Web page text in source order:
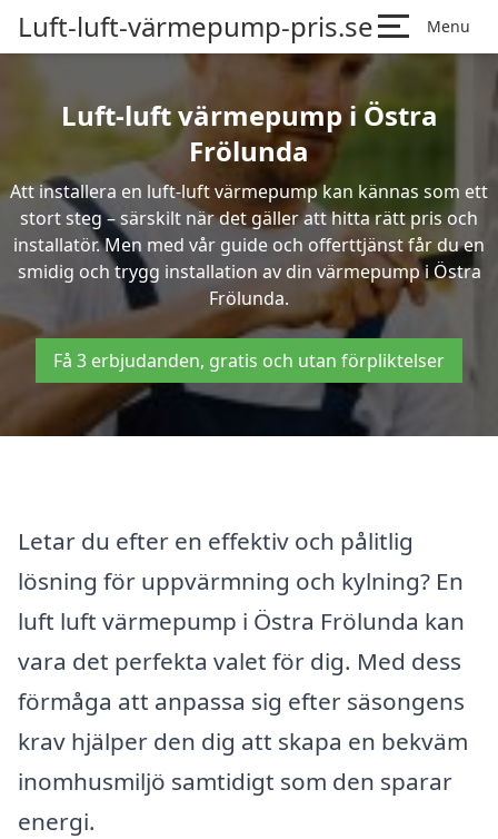
Luft-luft-värmepump-pris.se Menu
Luft-luft värmepump i Östra
Frölunda
Att installera en luft-luft värmepump kan kännas som ett
stort steg – särskilt när det gäller att hitta rätt pris och
installatör. Men med vår guide och offerttjänst får du en
smidig och trygg installation av din värmepump i Östra
Frölunda.
Få 3 erbjudanden, gratis och utan förpliktelser
Letar du efter en effektiv och pålitlig
lösning för uppvärmning och kylning? En
luft luft värmepump i Östra Frölunda kan
vara det perfekta valet för dig. Med dess
förmåga att anpassa sig efter säsongens
krav hjälper den dig att skapa en bekväm
inomhusmiljö samtidigt som den sparar
energi.